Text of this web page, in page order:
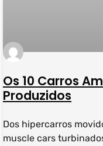
Os 10 Carros
Produzidos
Dos hipercarros
muscle cars